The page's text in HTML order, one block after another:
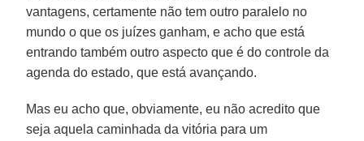
vantagens, certamente não tem outro paralelo no
mundo o que os juízes ganham, e acho que está
entrando também outro aspecto que é do controle da
agenda do estado, que está avançando.
Mas eu acho que, obviamente, eu não acredito que
seja aquela caminhada da vitória para um